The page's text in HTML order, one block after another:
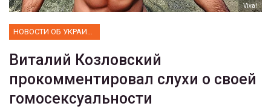
Viva!
Виталий Козловский
прокомментировал слухи о своей
гомосексуальности